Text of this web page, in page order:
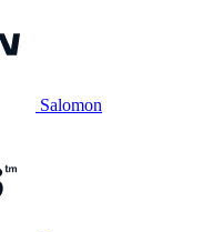
Salomon